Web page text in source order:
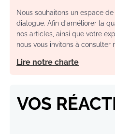
Nous souhaitons un espace
dialogue. Afin d'améliorer la
nos articles, ainsi que votre
nous vous invitons à consulter
Lire notre charte
VOS